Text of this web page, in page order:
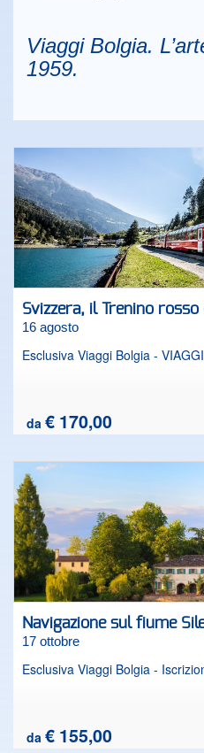
Viaggi Bolgia.
1959.
Svizzera, il Trenino rosso
16 agosto
Esclusiva Viaggi Bolgia -
da € 170,00
Navigazione sul fiume
17 ottobre
Esclusiva Viaggi Bolgia -
da € 155,00